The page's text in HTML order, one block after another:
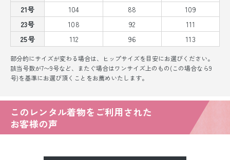
21号
104 88
109
23号
108 92
111
25号
112 96 113
部分的にサイズが変わる場合は、ヒップサイズを目安にお選びください。
該当号数が7〜9号など、またぐ場合はワンサイズ上のもの(この場合なら9
号)を基準にお選び頂くことをお薦めいたします。
このレンタル着物をご利用された
お客様の声